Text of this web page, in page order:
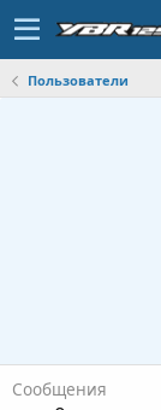
Пользователи
Сообщения